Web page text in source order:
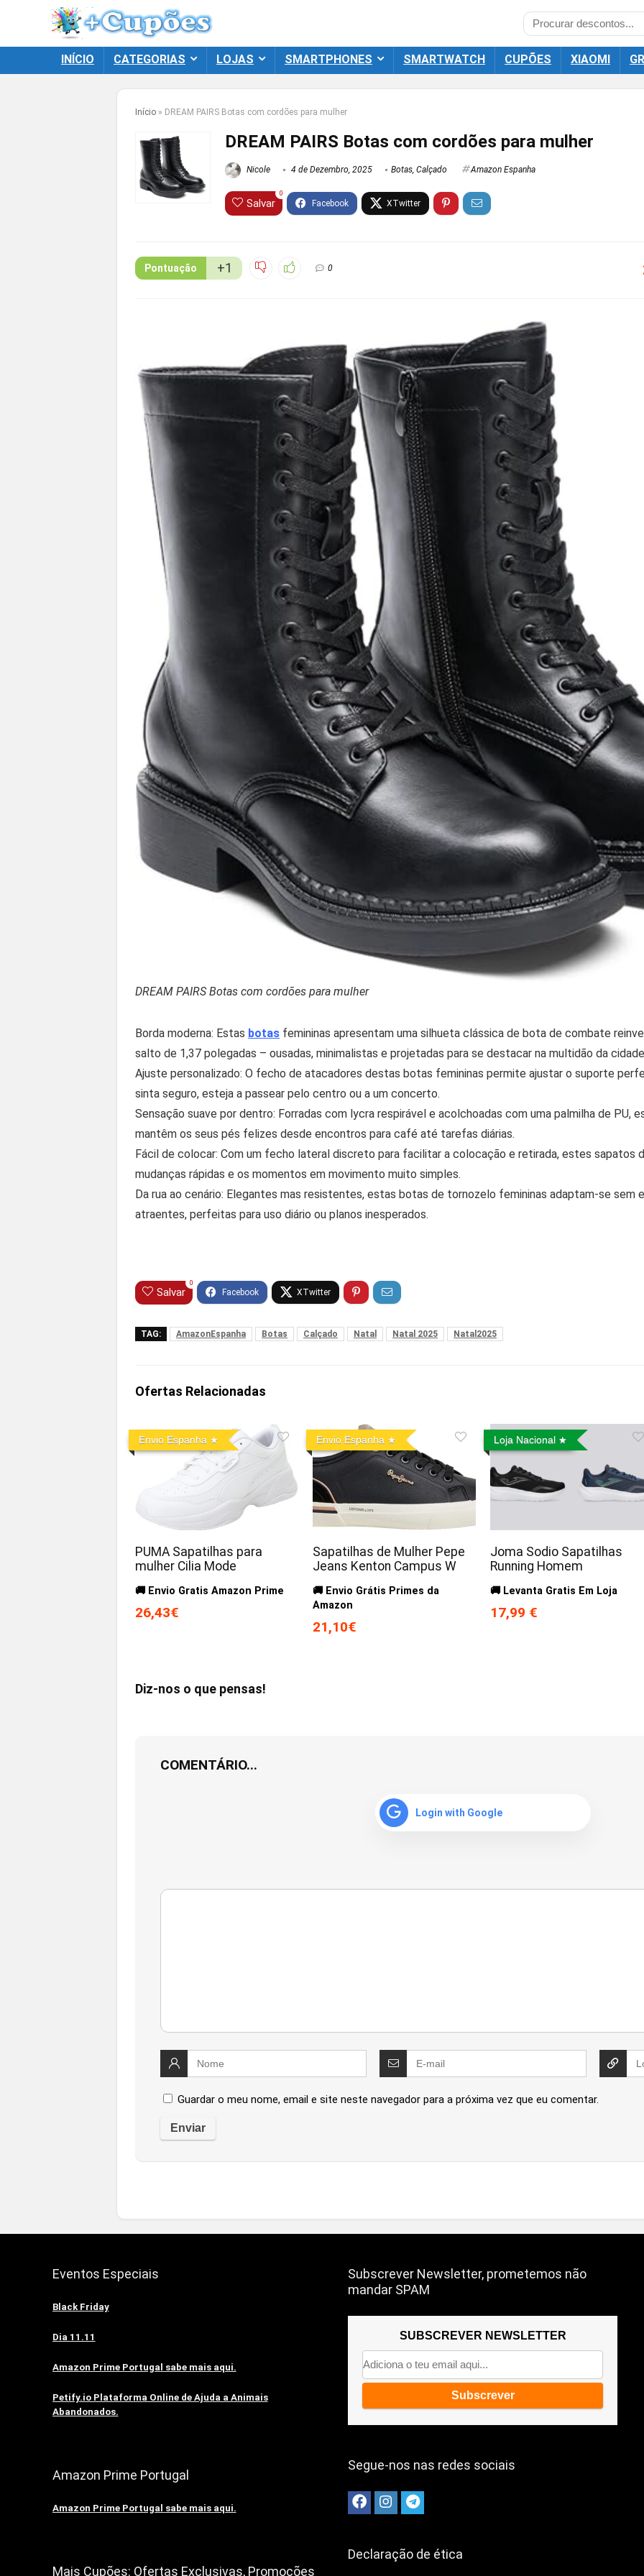
INÍCIO CATEGORIAS LOJAS SMARTPHONES SMARTWATCH CUPÕES XIAOMI
Início » DREAM PAIRS Botas com cordões para mulher
DREAM PAIRS Botas com cordões para mulher
Nicole 4 de Dezembro, 2025 Botas, Calçado Amazon Espanha
Salvar
0
Pontuação +1 0
DREAM PAIRS Botas com cordões para mulher
Borda moderna: Estas botas femininas apresentam uma silhueta clássica de bota de combate
salto de 1,37 polegadas – ousadas, minimalistas e projetadas para se destacar na multidão da
Ajuste personalizado: O fecho de atacadores destas botas femininas permite ajustar o suporte
sinta seguro, esteja a passear pelo centro ou a um concerto.
Sensação suave por dentro: Forradas com lycra respirável e acolchoadas com uma palmilha de PU,
mantêm os seus pés felizes desde encontros para café até tarefas diárias.
Fácil de colocar: Com um fecho lateral discreto para facilitar a colocação e retirada, estes sapatos
mudanças rápidas e os momentos em movimento muito simples.
Da rua ao cenário: Elegantes mas resistentes, estas botas de tornozelo femininas adaptam-se sem
atraentes, perfeitas para uso diário ou planos inesperados.
Salvar
0
TAG: AmazonEspanha Botas Calçado Natal Natal 2025 Natal2025
Ofertas Relacionadas
Envio Espanha
PUMA Sapatilhas para
mulher Cilia Mode
🚚 Envio Gratis Amazon Prime
26,43€
Envio Espanha
Sapatilhas de Mulher Pepe
Jeans Kenton Campus W
🚚 Envio Grátis Primes da
Amazon
21,10€
Loja Nacional
Joma Sodio Sapatilhas
Running Homem
🚚 Levanta Gratis Em Loja
17,99 €
Diz-nos o que pensas!
COMENTÁRIO...
Login with Google
Guardar o meu nome, email e site neste navegador para a próxima vez que eu comentar.
Eventos Especiais
Black Friday
Dia 11.11
Amazon Prime Portugal sabe mais aqui.
Petify.io Plataforma Online de Ajuda a Animais
Abandonados.
Amazon Prime Portugal
Amazon Prime Portugal sabe mais aqui.
Mais Cupões: Ofertas Exclusivas, Promoções
Subscrever Newsletter, prometemos não
mandar SPAM
SUBSCREVER NEWSLETTER
Segue-nos nas redes sociais
Declaração de ética